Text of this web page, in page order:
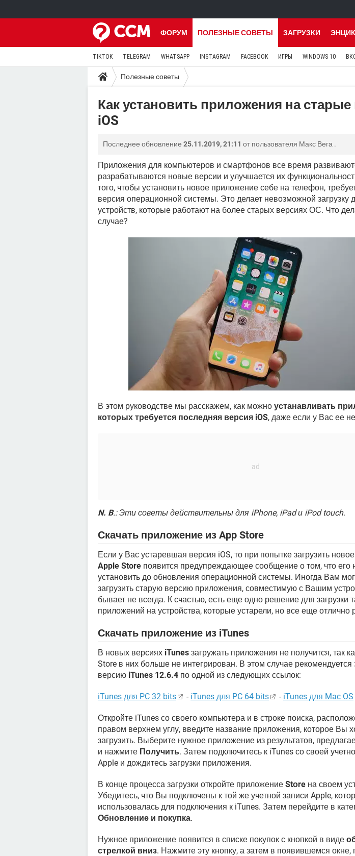
ФОРУМ ПОЛЕЗНЫЕ СОВЕТЫ ЗАГРУЗКИ
TIKTOK TELEGRAM WHATSAPP INSTAGRAM FACEBOOK ИГРЫ WINDOWS 10
Полезные советы
Как установить приложения на старые
iOS
Последнее обновление 25.11.2019, 21:11 от пользователя Макс Вега .
Приложения для компьютеров и смартфонов все время
разрабатываются новые версии и улучшается их
того, чтобы установить новое приложение себе на телефон,
версия операционной системы. Это делает невозможной загрузку
устройств, которые работают на более старых версиях ОС. Что
случае?
В этом руководстве мы расскажем, как можно устанавливать
которых требуется последняя версия iOS, даже если у Вас ее
N. B.: Эти советы действительны для iPhone, iPad и iPod touch.
Скачать приложение из App Store
Если у Вас устаревшая версия iOS, то при попытке загрузить
Apple Store появится предупреждающее сообщение о том, что его
установить до обновления операционной системы. Иногда Вам
загрузить старую версию приложения, совместимую с Вашим
бывает не всегда. К счастью, есть еще одно решение для загрузки
приложений на устройства, которые устарели, но все еще отлично
Скачать приложение из iTunes
В новых версиях iTunes загружать приложения не получится, так
Store в них больше не интегрирован. В этом случае рекомендуется
версию iTunes 12.6.4 по одной из следующих ссылок:
iTunes для PC 32 bits - iTunes для PC 64 bits - iTunes для Mac OS
Откройте iTunes со своего компьютера и в строке поиска,
правом верхнем углу, введите название приложения, которое Вы
загрузить. Выберите нужное приложение из результатов,
и нажмите Получить. Затем подключитесь к iTunes со своей
Apple и дождитесь загрузки приложения.
В конце процесса загрузки откройте приложение Stоre на своем
Убедитесь, что Вы подключены к той же учетной записи Apple,
использовалась для подключения к iTunes. Затем перейдите в
Обновление и покупка.
Нужное приложение появится в списке покупок с кнопкой в виде
стрелкой вниз. Нажмите эту кнопку, а затем в появившемся